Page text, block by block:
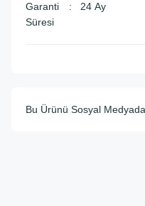
Garanti
Süresi
24 Ay
Bu Ürünü Sosyal